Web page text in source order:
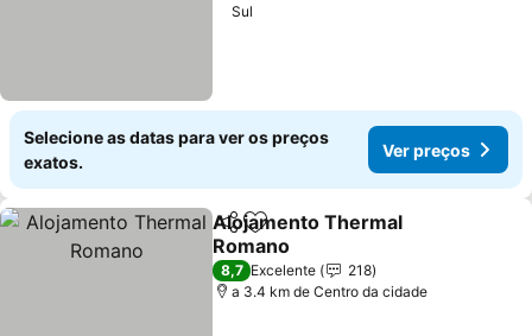
Sul
Selecione as datas para ver os preços
exatos.
Ver preços
PartilharAdicionar aos favoritos
Alojamento Thermal
Romano
Ver preços
8,7 Excelente
218
a 3.4 km de Centro da cidade